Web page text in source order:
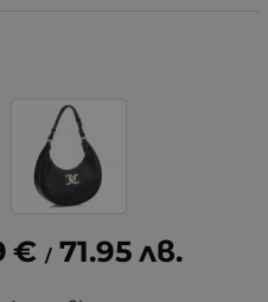
€ / 71.95 лв.